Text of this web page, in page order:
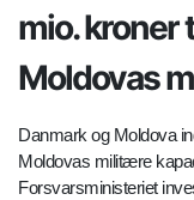
mio. kroner
Moldovas
Danmark og Moldova
Moldovas militære
Forsvarsministeriet